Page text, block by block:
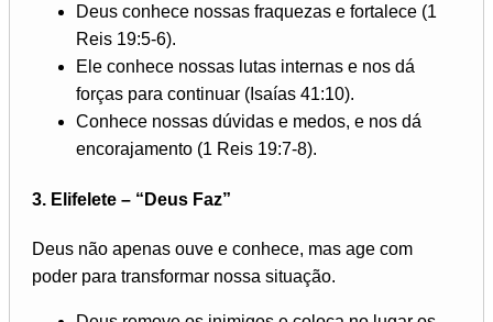
Deus conhece nossas fraquezas e fortalece (1
Reis 19:5-6).
Ele conhece nossas lutas internas e nos dá
forças para continuar (Isaías 41:10).
Conhece nossas dúvidas e medos, e nos dá
encorajamento (1 Reis 19:7-8).
3. Elifelete – “Deus Faz”
Deus não apenas ouve e conhece, mas age com
poder para transformar nossa situação.